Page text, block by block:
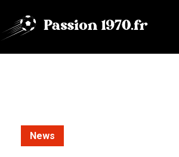
contenu
News